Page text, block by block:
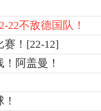
22不敌德国队！
赛！[22-12]
阿盖曼！